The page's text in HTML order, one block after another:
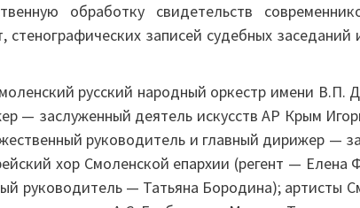
обработку свидетельств
стенографических записей судебных заседаний
русский народный оркестр имени В.П.
— заслуженный деятель искусств АР Крым
руководитель и главный дирижер —
хор Смоленской епархии (регент — Елена
руководитель — Татьяна Бородина); артисты